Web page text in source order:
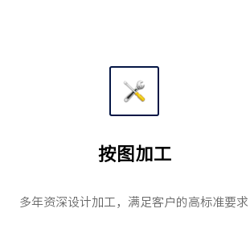
按图加工
多年资深设计加工，满足客户的高标准要求